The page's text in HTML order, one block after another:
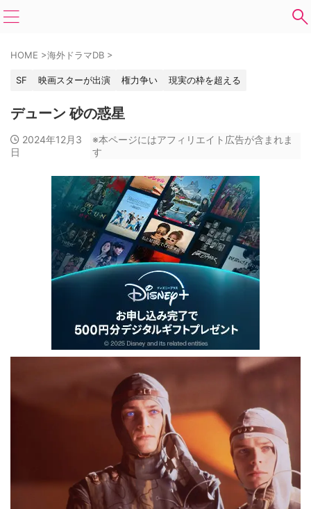
HOME >海外ドラマDB >
SF 映画スターが出演 権力争い 現実の枠を超える
デューン 砂の惑星
2024年12月3
日
※本ページにはアフィリエイト広告が含まれま
す